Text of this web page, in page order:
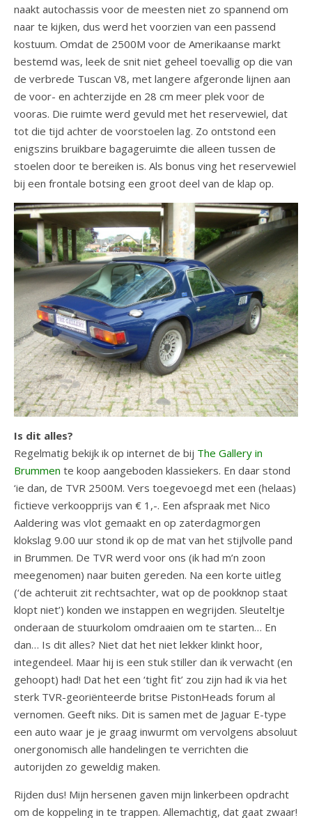
naakt autochassis voor de meesten niet zo spannend om
naar te kijken, dus werd het voorzien van een passend
kostuum. Omdat de 2500M voor de Amerikaanse markt
bestemd was, leek de snit niet geheel toevallig op die van
de verbrede Tuscan V8, met langere afgeronde lijnen aan
de voor- en achterzijde en 28 cm meer plek voor de
vooras. Die ruimte werd gevuld met het reservewiel, dat
tot die tijd achter de voorstoelen lag. Zo ontstond een
enigszins bruikbare bagageruimte die alleen tussen de
stoelen door te bereiken is. Als bonus ving het reservewiel
bij een frontale botsing een groot deel van de klap op.
Is dit alles?
Regelmatig bekijk ik op internet de bij The Gallery in
Brummen te koop aangeboden klassiekers. En daar stond
‘ie dan, de TVR 2500M. Vers toegevoegd met een (helaas)
fictieve verkoopprijs van € 1,-. Een afspraak met Nico
Aaldering was vlot gemaakt en op zaterdagmorgen
klokslag 9.00 uur stond ik op de mat van het stijlvolle pand
in Brummen. De TVR werd voor ons (ik had m’n zoon
meegenomen) naar buiten gereden. Na een korte uitleg
(‘de achteruit zit rechtsachter, wat op de pookknop staat
klopt niet’) konden we instappen en wegrijden. Sleuteltje
onderaan de stuurkolom omdraaien om te starten… En
dan… Is dit alles? Niet dat het niet lekker klinkt hoor,
integendeel. Maar hij is een stuk stiller dan ik verwacht (en
gehoopt) had! Dat het een ‘tight fit’ zou zijn had ik via het
sterk TVR-georiënteerde britse PistonHeads forum al
vernomen. Geeft niks. Dit is samen met de Jaguar E-type
een auto waar je je graag inwurmt om vervolgens absoluut
onergonomisch alle handelingen te verrichten die
autorijden zo geweldig maken.
Rijden dus! Mijn hersenen gaven mijn linkerbeen opdracht
om de koppeling in te trappen. Allemachtig, dat gaat zwaar!